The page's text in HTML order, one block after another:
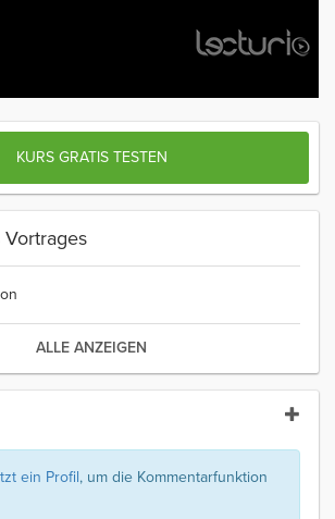
KURS GRATIS TESTEN
ALLE ANZEIGEN
ein Profil, um die Kommentarfunktion